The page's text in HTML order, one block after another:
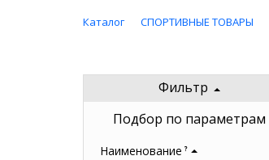
Каталог СПОРТИВНЫЕ ТОВАРЫ
Фильтр
Подбор по параметрам
Наименование ?